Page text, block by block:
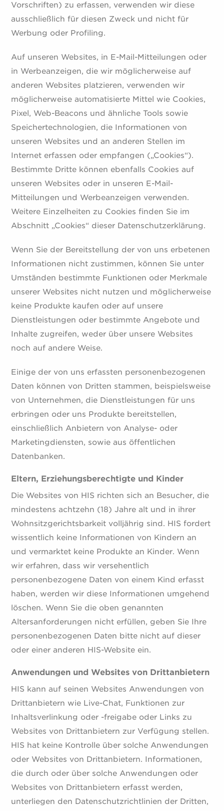
Vorschriften) zu erfassen, verwenden wir diese
ausschließlich für diesen Zweck und nicht für
Werbung oder Profiling.
Auf unseren Websites, in E-Mail-Mitteilungen oder
in Werbeanzeigen, die wir möglicherweise auf
anderen Websites platzieren, verwenden wir
möglicherweise automatisierte Mittel wie Cookies,
Pixel, Web-Beacons und ähnliche Tools sowie
Speichertechnologien, die Informationen von
unseren Websites und an anderen Stellen im
Internet erfassen oder empfangen („Cookies“).
Bestimmte Dritte können ebenfalls Cookies auf
unseren Websites oder in unseren E-Mail-
Mitteilungen und Werbeanzeigen verwenden.
Weitere Einzelheiten zu Cookies finden Sie im
Abschnitt „Cookies“ dieser Datenschutzerklärung.
Wenn Sie der Bereitstellung der von uns erbetenen
Informationen nicht zustimmen, können Sie unter
Umständen bestimmte Funktionen oder Merkmale
unserer Websites nicht nutzen und möglicherweise
keine Produkte kaufen oder auf unsere
Dienstleistungen oder bestimmte Angebote und
Inhalte zugreifen, weder über unsere Websites
noch auf andere Weise.
Einige der von uns erfassten personenbezogenen
Daten können von Dritten stammen, beispielsweise
von Unternehmen, die Dienstleistungen für uns
erbringen oder uns Produkte bereitstellen,
einschließlich Anbietern von Analyse- oder
Marketingdiensten, sowie aus öffentlichen
Datenbanken.
Eltern, Erziehungsberechtigte und Kinder
Die Websites von HIS richten sich an Besucher, die
mindestens achtzehn (18) Jahre alt und in ihrer
Wohnsitzgerichtsbarkeit volljährig sind. HIS fordert
wissentlich keine Informationen von Kindern an
und vermarktet keine Produkte an Kinder. Wenn
wir erfahren, dass wir versehentlich
personenbezogene Daten von einem Kind erfasst
haben, werden wir diese Informationen umgehend
löschen. Wenn Sie die oben genannten
Altersanforderungen nicht erfüllen, geben Sie Ihre
personenbezogenen Daten bitte nicht auf dieser
oder einer anderen HIS-Website ein.
Anwendungen und Websites von Drittanbietern
HIS kann auf seinen Websites Anwendungen von
Drittanbietern wie Live-Chat, Funktionen zur
Inhaltsverlinkung oder -freigabe oder Links zu
Websites von Drittanbietern zur Verfügung stellen.
HIS hat keine Kontrolle über solche Anwendungen
oder Websites von Drittanbietern. Informationen,
die durch oder über solche Anwendungen oder
Websites von Drittanbietern erfasst werden,
unterliegen den Datenschutzrichtlinien der Dritten,